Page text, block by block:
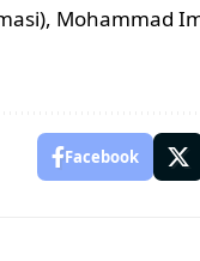
Mohammad
Facebook